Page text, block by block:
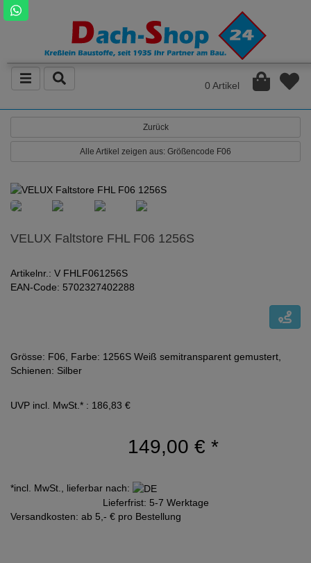
0 Artikel
Zurück
Alle Artikel zeigen aus: Größencode F06
VELUX Faltstore FHL F06 1256S
Artikelnr.: V FHLF061256S
EAN-Code: 5702327402288
Grösse: F06, Farbe: 1256S Weiß semitransparent gemustert,
Schienen: Silber
UVP incl. MwSt.* : 186,83 €
149,00 € *
*incl. MwSt., lieferbar nach:
Lieferfrist: 5-7 Werktage
Versandkosten: ab 5,- € pro Bestellung